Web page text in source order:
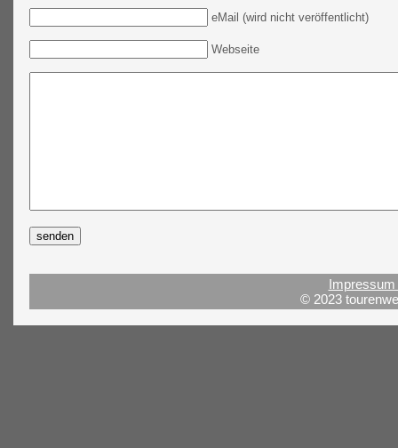
eMail (wird nicht veröffentlicht)
Webseite
© 2023